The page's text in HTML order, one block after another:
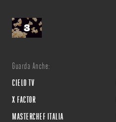
Guarda Anche:
CIELO TV
X FACTOR
MASTERCHEF ITALIA